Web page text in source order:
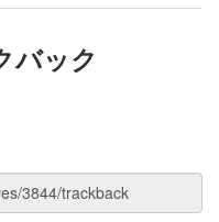
バック